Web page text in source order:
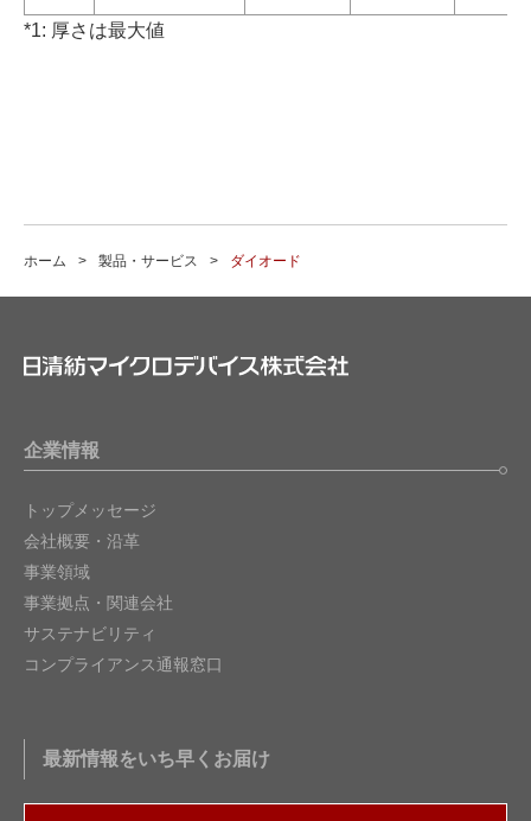
*1: 厚さは最大値
ホーム 製品・サービス ダイオード
企業情報
トップメッセージ
会社概要・沿革
事業領域
事業拠点・関連会社
サステナビリティ
コンプライアンス通報窓口
最新情報をいち早くお届け